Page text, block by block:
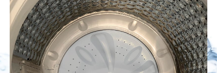
予約機能
〈 2H24h 〉